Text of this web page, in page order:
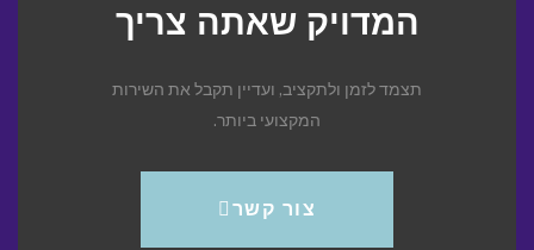
המדויק שאתה צריך
תצמד לזמן ולתקציב, ועדיין תקבל את השירות
המקצועי ביותר.
צור קשר